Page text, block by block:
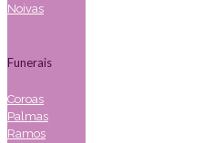
Noivas
Funerais
Coroas
Palmas
Ramos